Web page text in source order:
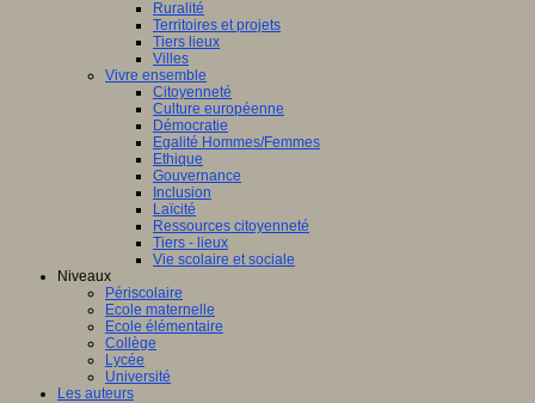
Ruralité
Territoires et projets
Tiers lieux
Villes
Vivre ensemble
Citoyenneté
Culture européenne
Démocratie
Egalité Hommes/Femmes
Ethique
Gouvernance
Inclusion
Laïcité
Ressources citoyenneté
Tiers - lieux
Vie scolaire et sociale
Niveaux
Périscolaire
Ecole maternelle
Ecole élémentaire
Collège
Lycée
Université
Les auteurs